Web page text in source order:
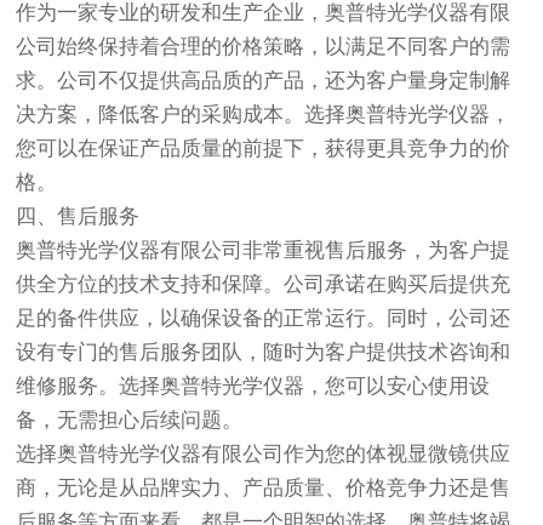
作为一家专业的研发和生产企业，奥普特光学仪器有限
公司始终保持着合理的价格策略，以满足不同客户的需
求。公司不仅提供高品质的产品，还为客户量身定制解
决方案，降低客户的采购成本。选择奥普特光学仪器，
您可以在保证产品质量的前提下，获得更具竞争力的价
格。
四、售后服务
奥普特光学仪器有限公司非常重视售后服务，为客户提
供全方位的技术支持和保障。公司承诺在购买后提供充
足的备件供应，以确保设备的正常运行。同时，公司还
设有专门的售后服务团队，随时为客户提供技术咨询和
维修服务。选择奥普特光学仪器，您可以安心使用设
备，无需担心后续问题。
选择奥普特光学仪器有限公司作为您的体视显微镜供应
商，无论是从品牌实力、产品质量、价格竞争力还是售